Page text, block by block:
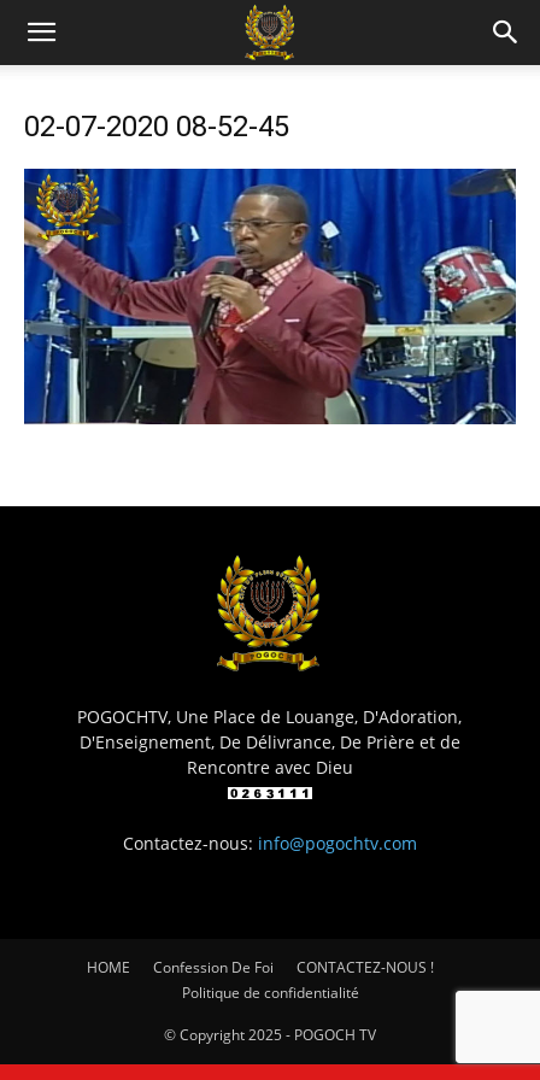
02-07-2020 08-52-45
POGOCHTV, Une Place de Louange, D'Adoration,
D'Enseignement, De Délivrance, De Prière et de
Rencontre avec Dieu
Contactez-nous: info@pogochtv.com
HOME Confession De Foi
CONTACTEZ-NOUS !
Politique de confidentialité
© Copyright 2025 - POGOCH TV